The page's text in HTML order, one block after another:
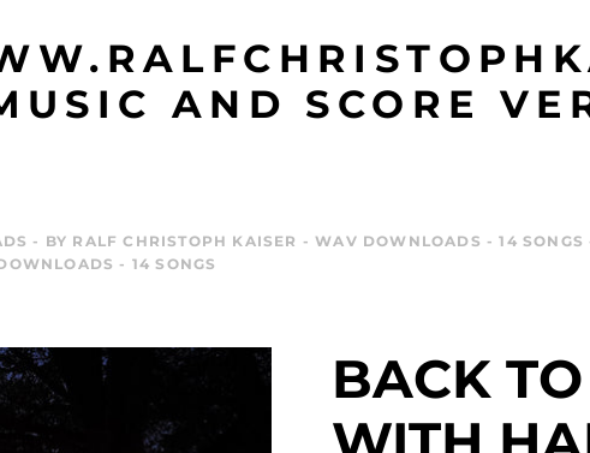
AND SCORE
- BY RALF CHRISTOPH KAISER - WAV DOWNLOADS - 14
- 14 SONGS
BACK